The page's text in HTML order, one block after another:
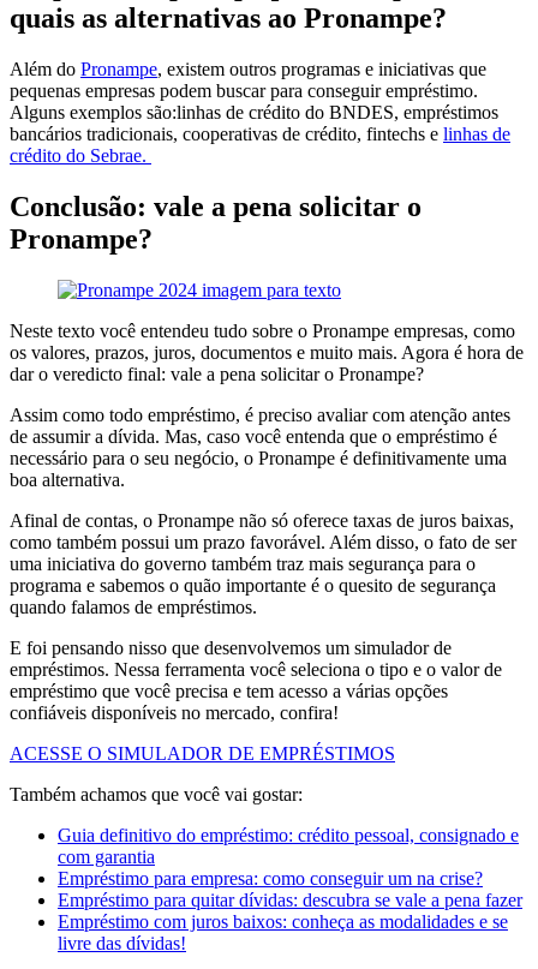
quais as alternativas ao Pronampe?
Além do Pronampe, existem outros programas e iniciativas que
pequenas empresas podem buscar para conseguir empréstimo.
Alguns exemplos são:linhas de crédito do BNDES, empréstimos
bancários tradicionais, cooperativas de crédito, fintechs e linhas de
crédito do Sebrae.
Conclusão: vale a pena solicitar o
Pronampe?
Neste texto você entendeu tudo sobre o Pronampe empresas, como
os valores, prazos, juros, documentos e muito mais. Agora é hora de
dar o veredicto final: vale a pena solicitar o Pronampe?
Assim como todo empréstimo, é preciso avaliar com atenção antes
de assumir a dívida. Mas, caso você entenda que o empréstimo é
necessário para o seu negócio, o Pronampe é definitivamente uma
boa alternativa.
Afinal de contas, o Pronampe não só oferece taxas de juros baixas,
como também possui um prazo favorável. Além disso, o fato de ser
uma iniciativa do governo também traz mais segurança para o
programa e sabemos o quão importante é o quesito de segurança
quando falamos de empréstimos.
E foi pensando nisso que desenvolvemos um simulador de
empréstimos. Nessa ferramenta você seleciona o tipo e o valor de
empréstimo que você precisa e tem acesso a várias opções
confiáveis disponíveis no mercado, confira!
ACESSE O SIMULADOR DE EMPRÉSTIMOS
Também achamos que você vai gostar:
Guia definitivo do empréstimo: crédito pessoal, consignado e
com garantia
Empréstimo para empresa: como conseguir um na crise?
Empréstimo para quitar dívidas: descubra se vale a pena fazer
Empréstimo com juros baixos: conheça as modalidades e se
livre das dívidas!